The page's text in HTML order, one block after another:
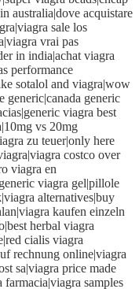
australia|dove acquistare
sale los
vrai pas
in india|achat viagra
performance
sotalol and viagra|wow
generic
viagra best
vs 20mg
zu teuer|only here
costco over
viagra en
viagra gel|pillole
alternatives|buy
kaufen einzeln
herbal viagra
cialis viagra
rechnung online|viagra
sa|viagra price made
samples